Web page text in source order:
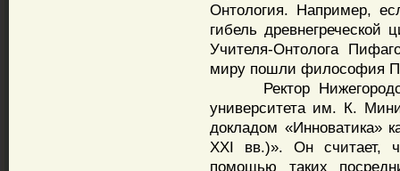
Онтология. Например,
гибель
Учителя-Онтолога
миру пошли философия
Ректор
университета им. К.
докладом «Инноватика»
XXI вв.)». Он считает,
помощью таких